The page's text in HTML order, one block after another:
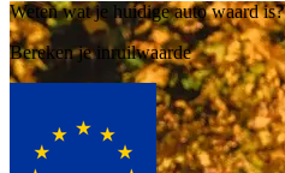
Weten wat je huidige auto waard is?
Bereken je inruilwaarde